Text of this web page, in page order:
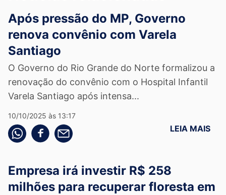
Após pressão do MP, Governo
renova convênio com Varela
Santiago
O Governo do Rio Grande do Norte formalizou a
renovação do convênio com o Hospital Infantil
Varela Santiago após intensa...
10/10/2025 às 13:17
Compartilhe pelo whatsapp
Compartilhar no facebook
Compartilhe pelo email LEIA MAIS
Empresa irá investir R$ 258
milhões para recuperar floresta em